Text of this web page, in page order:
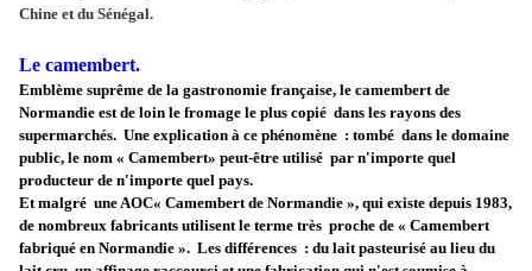
Chine et du Sénégal.
Le camembert.
Emblème suprême de la gastronomie française, le camembert de
Normandie est de loin le fromage le plus copié dans les rayons des
supermarchés. Une explication à ce phénomène : tombé dans le domaine
public, le nom « Camembert» peut-être utilisé par n'importe quel
producteur de n'importe quel pays.
Et malgré une AOC« Camembert de Normandie », qui existe depuis 1983,
de nombreux fabricants utilisent le terme très proche de « Camembert
fabriqué en Normandie ». Les différences : du lait pasteurisé au lieu du